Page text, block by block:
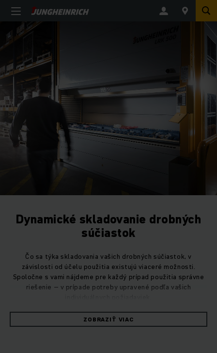
Dynamické skladovanie drobných
súčiastok
Čo sa týka skladovania vašich drobných súčiastok, v
závislosti od účelu použitia existujú viaceré možnosti.
Spoločne s vami nájdeme pre každý prípad použitia správne
riešenie – v prípade potreby upravené podľa vašich
Na oddelenie naskladňovania a vyskladňovania podľa metódy
ZOBRAZIŤ VIAC